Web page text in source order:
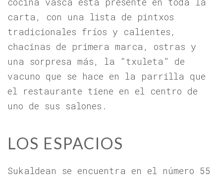
carta, con una lista de pintxos
tradicionales fríos y calientes,
chacinas de primera marca, ostras y
una sorpresa más, la “txuleta” de
vacuno que se hace en la parrilla que
el restaurante tiene en el centro de
uno de sus salones.
LOS ESPACIOS
Sukaldean se encuentra en el número 55